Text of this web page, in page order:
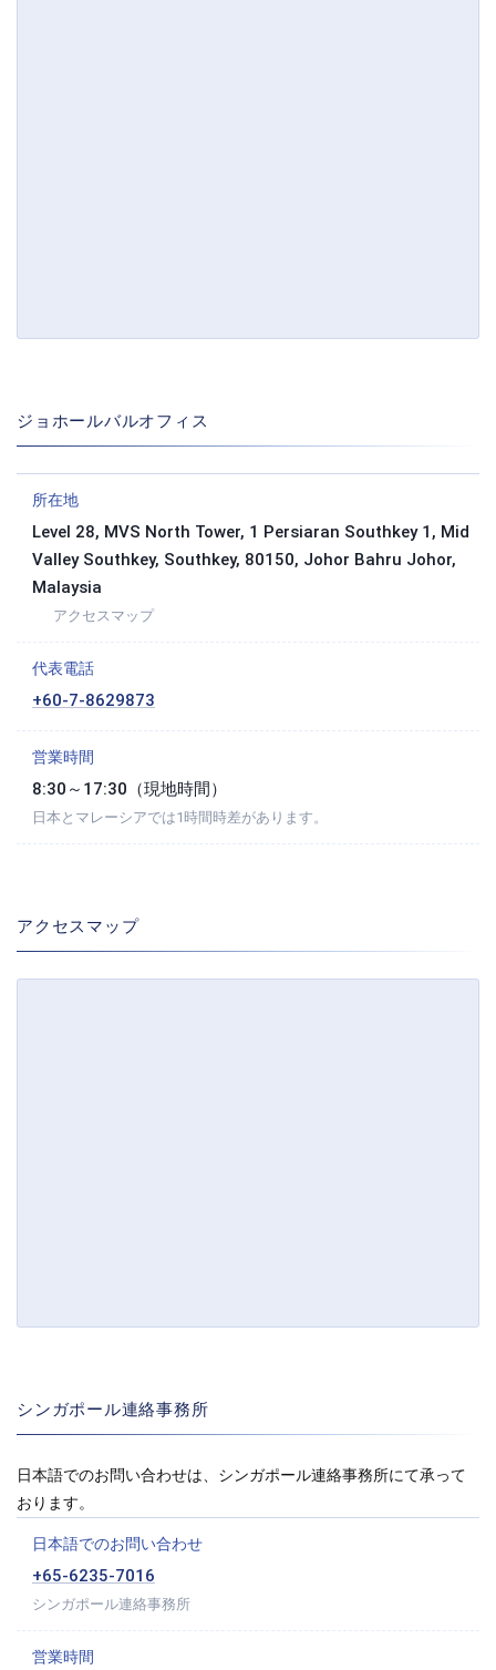
ジョホールバルオフィス
所在地
Level 28, MVS North Tower, 1 Persiaran Southkey 1, Mid
Valley Southkey, Southkey, 80150, Johor Bahru Johor,
Malaysia
アクセスマップ
代表電話
+60-7-8629873
営業時間
8:30～17:30（現地時間）
日本とマレーシアでは1時間時差があります。
アクセスマップ
シンガポール連絡事務所
日本語でのお問い合わせは、シンガポール連絡事務所にて承って
おります。
日本語でのお問い合わせ
+65-6235-7016
シンガポール連絡事務所
営業時間